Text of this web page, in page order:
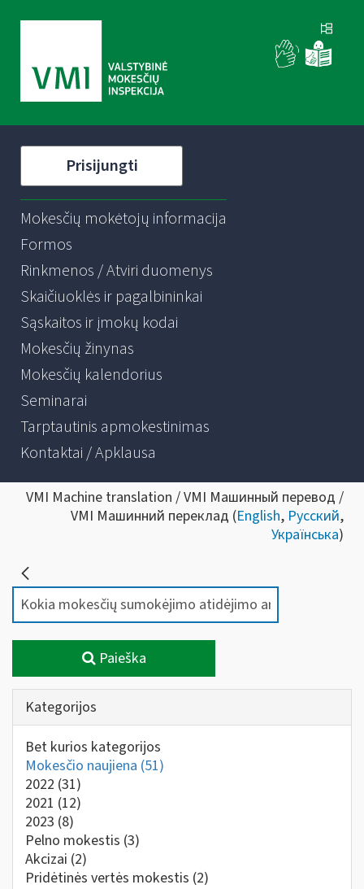
Prisijungti
Mokesčių mokėtojų informacija
Formos
Rinkmenos / Atviri duomenys
Skaičiuoklės ir pagalbininkai
Sąskaitos ir įmokų kodai
Mokesčių žinynas
Mokesčių kalendorius
Seminarai
Tarptautinis apmokestinimas
Kontaktai / Apklausa
VMI Machine translation / VMI Машинный перевод /
VMI Машинний переклад (English, Русский,
Українська)
Paieška
Kategorijos
Bet kurios kategorijos
Mokesčio naujiena (51)
2022 (31)
2021 (12)
2023 (8)
Pelno mokestis (3)
Akcizai (2)
Pridėtinės vertės mokestis (2)